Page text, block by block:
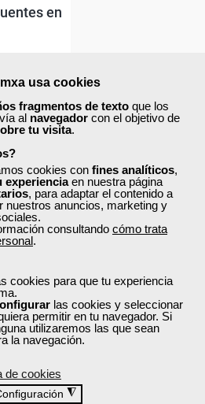
usa cookies
fragmentos de texto que los
al navegador con el objetivo de
tu visita.
cookies con fines analíticos,
experienciaen nuestra página
, para adaptar el contenido a
nuestros anuncios, marketing y
consultando cómo trata
.
cookies para que tu experiencia
las cookies y seleccionar
permitir en tu navegador. Si
utilizaremos las que sean
la navegación.
de cookies
◮